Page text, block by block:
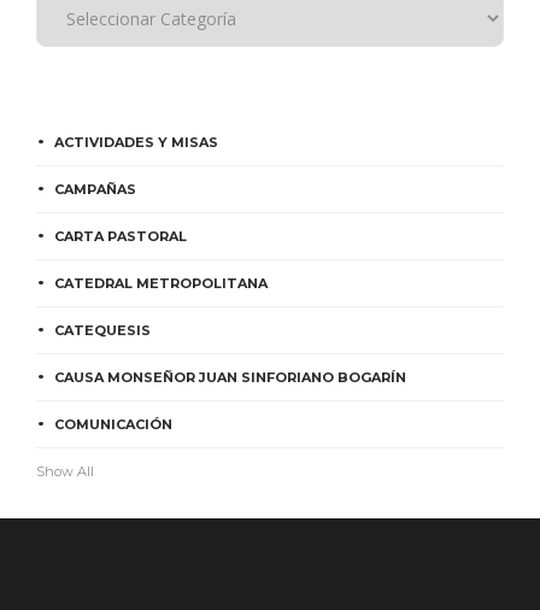
ACTIVIDADES Y MISAS
CAMPAÑAS
CARTA PASTORAL
CATEDRAL METROPOLITANA
CATEQUESIS
CAUSA MONSEÑOR JUAN SINFORIANO BOGARÍN
COMUNICACIÓN
Show All